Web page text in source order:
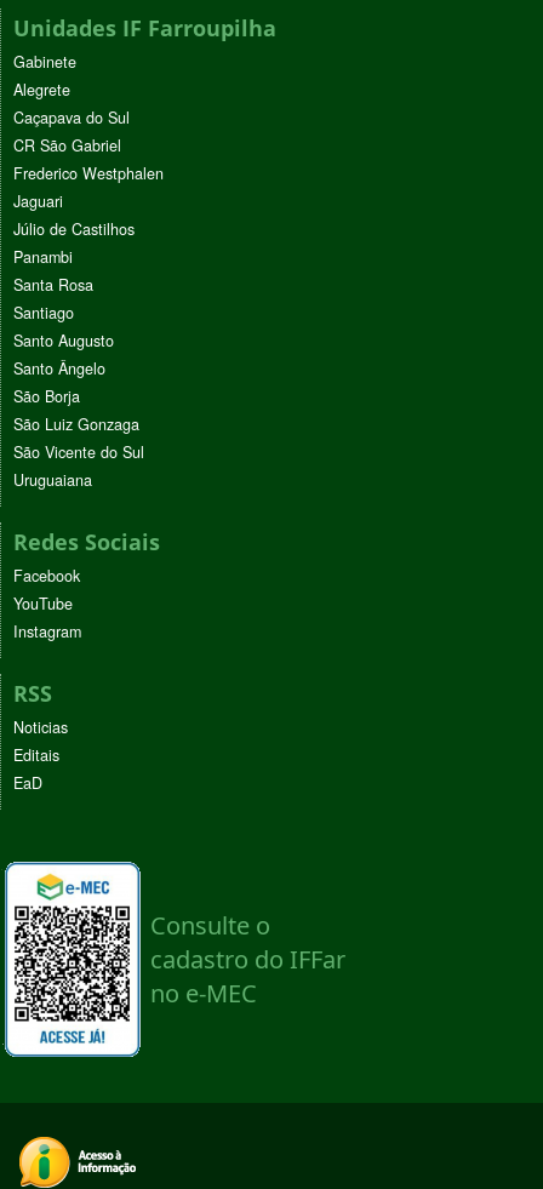
Unidades IF Farroupilha
Gabinete
Alegrete
Caçapava do Sul
CR São Gabriel
Frederico Westphalen
Jaguari
Júlio de Castilhos
Panambi
Santa Rosa
Santiago
Santo Augusto
Santo Ângelo
São Borja
São Luiz Gonzaga
São Vicente do Sul
Uruguaiana
Redes Sociais
Facebook
YouTube
Instagram
RSS
Noticias
Editais
EaD